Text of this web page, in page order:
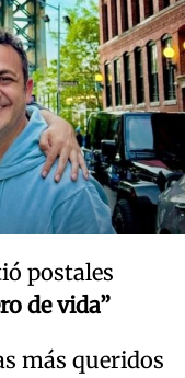
postales
de vida”
más queridos